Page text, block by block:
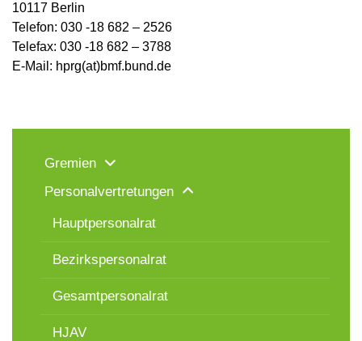
10117 Berlin
Telefon: 030 -18 682 – 2526
Telefax: 030 -18 682 – 3788
E-Mail: hprg(at)bmf.bund.de
Gremien
Personalvertretungen
Hauptpersonalrat
Bezirkspersonalrat
Gesamtpersonalrat
HJAV